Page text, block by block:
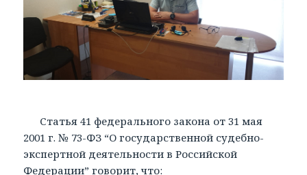
Статья 41 федерального закона от 31 мая
2001 г. № 73-ФЗ “О государственной судебно-
экспертной деятельности в Российской
Федерации” говорит, что: